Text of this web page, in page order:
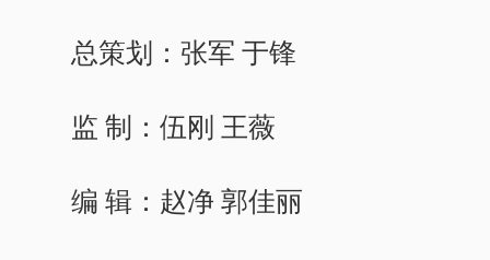
总策划：张军 于锋
监 制：伍刚 王薇
编 辑：赵净 郭佳丽